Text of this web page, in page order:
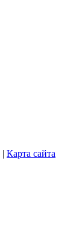
| Карта сайта